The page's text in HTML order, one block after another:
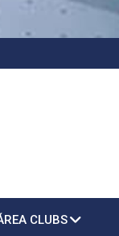
CLUBS